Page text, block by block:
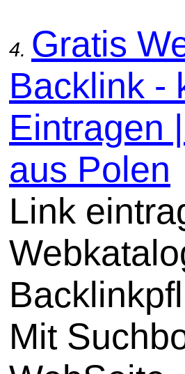
4. Gratis
Backlink -
Eintragen
aus Polen
Link
Mit